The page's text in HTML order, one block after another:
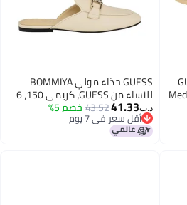
GUESS حذاء مولي BOMMIYA
للنساء من GUESS، كريمي 150، 6
د.ب‏41.33
43.52خصم 5%
أقل سعر في 7 يوم
أقل سعر في 7 يوم